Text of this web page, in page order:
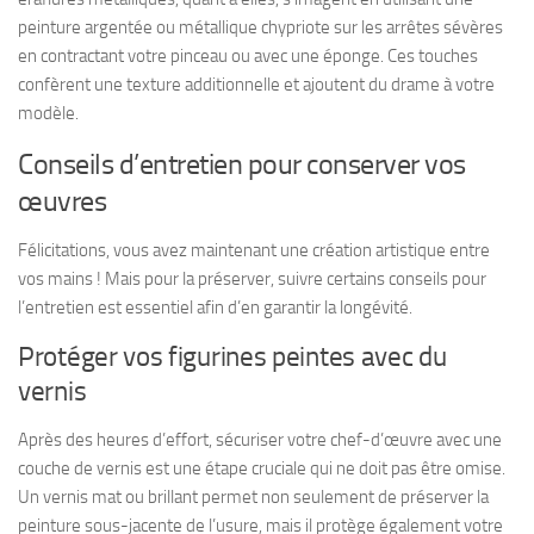
peinture argentée ou métallique chypriote sur les arrêtes sévères
en contractant votre pinceau ou avec une éponge. Ces touches
confèrent une texture additionnelle et ajoutent du drame à votre
modèle.
Conseils d’entretien pour conserver vos
œuvres
Félicitations, vous avez maintenant une création artistique entre
vos mains ! Mais pour la préserver, suivre certains conseils pour
l’entretien est essentiel afin d’en garantir la longévité.
Protéger vos figurines peintes avec du
vernis
Après des heures d’effort, sécuriser votre chef-d’œuvre avec une
couche de vernis est une étape cruciale qui ne doit pas être omise.
Un vernis mat ou brillant permet non seulement de préserver la
peinture sous-jacente de l’usure, mais il protège également votre